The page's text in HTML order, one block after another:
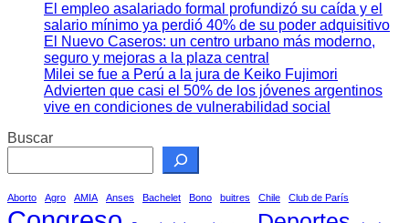
El empleo asalariado formal profundizó su caída y el
salario mínimo ya perdió 40% de su poder adquisitivo
El Nuevo Caseros: un centro urbano más moderno,
seguro y mejoras a la plaza central
Milei se fue a Perú a la jura de Keiko Fujimori
Advierten que casi el 50% de los jóvenes argentinos
vive en condiciones de vulnerabilidad social
Buscar
Aborto Agro AMIA Anses Bachelet Bono buitres Chile Club de París